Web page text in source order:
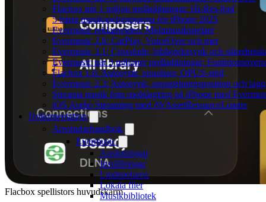
Flacbox når 1 miljon nedladdningar: Hi-Res-ljud
5 bästa musikspelarapparna för iPhone 2025
Evermusic reklamvideo: Molnmusikspelare
Evermusic 3.6: CarPlay, VoiceOver och mer
Evermusic 3.1: Crossfade, bibliotekssynk och
Evermusic når 3 miljoner nedladdningar:
Flacbox 1.6: Autosynk, equalizer, OPUS-stöd
Evermusic 2.3: Autosynk, uppspelningsposition och
Streama musik från molnlagring på iPhone med
iOS Audio Streaming med AVAssetResourceLoader
Dokumentation
Användarhandbok
Evermusic
Anslutningar
Inställningar
Ljudspelaren
Lokala filer
Musikbibliotek
Flacbox spellistors huvudskärm